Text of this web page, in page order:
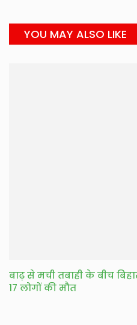
YOU MAY ALSO LIKE
बाढ़ से मची तबाही के बीच
17 लोगों की मौत